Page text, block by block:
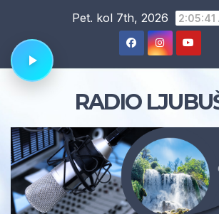
content
Pet. kol 7th, 2026 2:05:42
RADIO